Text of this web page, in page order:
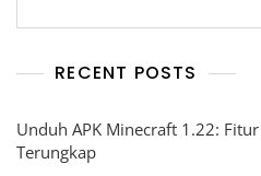
RECENT POSTS
Unduh APK Minecraft 1.22:
Terungkap